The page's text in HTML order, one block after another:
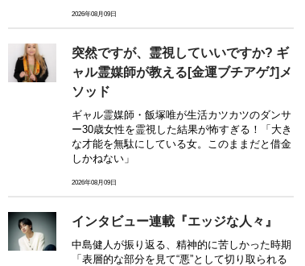
2026年08月09日
突然ですが、霊視していいですか? ギ
ャル霊媒師が教える[金運ブチアゲ⤴]メ
ソッド
ギャル霊媒師・飯塚唯が生活カツカツのダンサ
ー30歳女性を霊視した結果が怖すぎる！「大き
な才能を無駄にしている女。このままだと借金
しかねない」
2026年08月09日
インタビュー連載『エッジな人々』
中島健人が振り返る、精神的に苦しかった時期
「表層的な部分を見て“悪”として切り取られる